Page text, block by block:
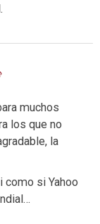
muchos
los que no
la
como si Yahoo